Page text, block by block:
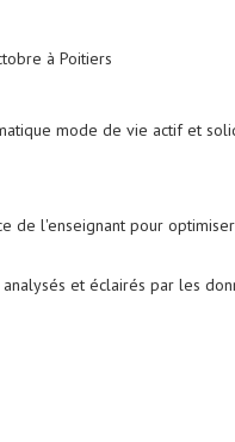
à Poitiers
mode de vie actif et
de l'enseignant pour
et éclairés par les